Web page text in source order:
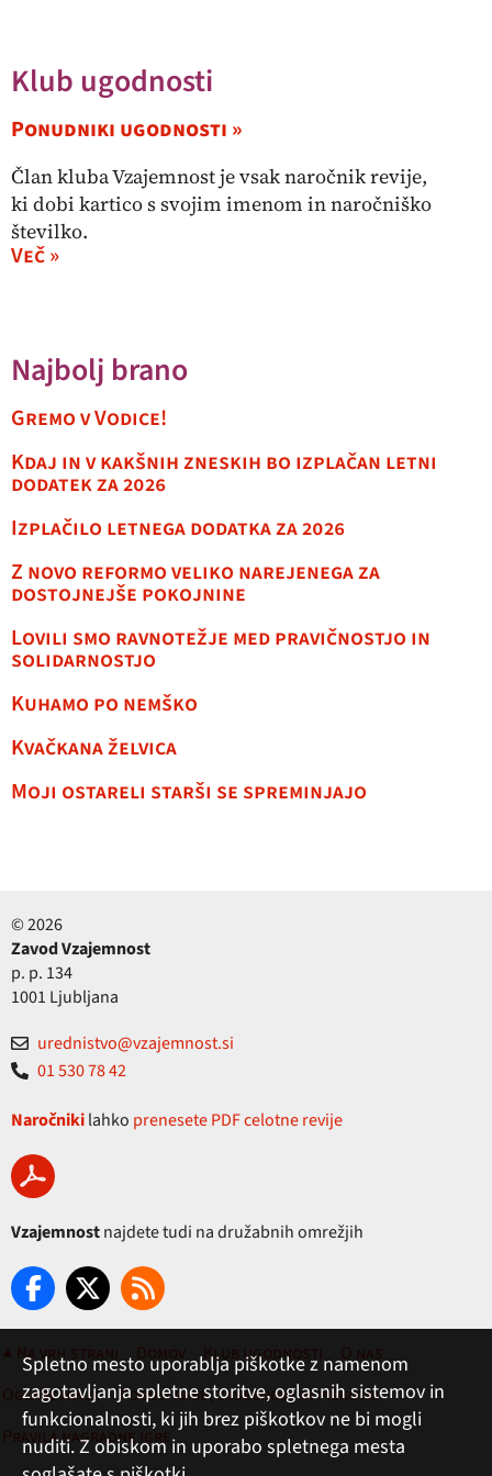
Klub ugodnosti
Ponudniki ugodnosti »
Član kluba Vzajemnost je vsak naročnik revije,
ki dobi kartico s svojim imenom in naročniško
številko.
Več »
Najbolj brano
Gremo v Vodice!
Kdaj in v kakšnih zneskih bo izplačan letni
dodatek za 2026
Izplačilo letnega dodatka za 2026
Z novo reformo veliko narejenega za
dostojnejše pokojnine
Lovili smo ravnotežje med pravičnostjo in
solidarnostjo
Kuhamo po nemško
Kvačkana želvica
Moji ostareli starši se spreminjajo
© 2026
Zavod Vzajemnost
p. p. 134
1001 Ljubljana
urednistvo@vzajemnost.si
01 530 78 42
Naročnikilahko prenesete PDF celotne revije
Vzajemnostnajdete tudi na družabnih omrežjih
▲ Na vrh strani Domov Klub ugodnosti
O nas
Oglaševanje
Pogoji rabe, zasebnost in piškotki
Pravila nagradne igre
Spletno mesto uporablja piškotke z namenom
zagotavljanja spletne storitve, oglasnih sistemov in
funkcionalnosti, ki jih brez piškotkov ne bi mogli
nuditi. Z obiskom in uporabo spletnega mesta